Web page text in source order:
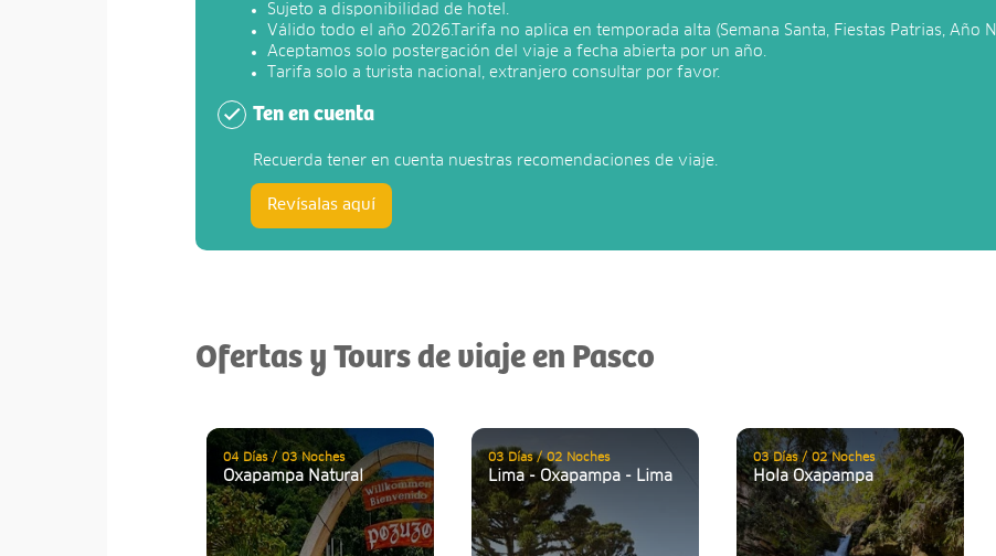
Sujeto a disponibilidad de hotel.
Válido todo el año 2026.Tarifa no aplica en temporada alta (Semana Santa, Fiestas Patrias, Año
Aceptamos solo postergación del viaje a fecha abierta por un año.
Tarifa solo a turista nacional, extranjero consultar por favor.
Ten en cuenta
Recuerda tener en cuenta nuestras recomendaciones de viaje.
Revísalas aquí
Ofertas y Tours de viaje en Pasco
04 Días / 03 Noches
Oxapampa Natural
03 Días / 02 Noches
Lima - Oxapampa - Lima
03 Días / 02 Noches
Hola Oxapampa